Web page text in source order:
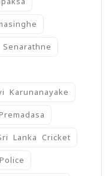
Karunanayake
Lanka Cricket